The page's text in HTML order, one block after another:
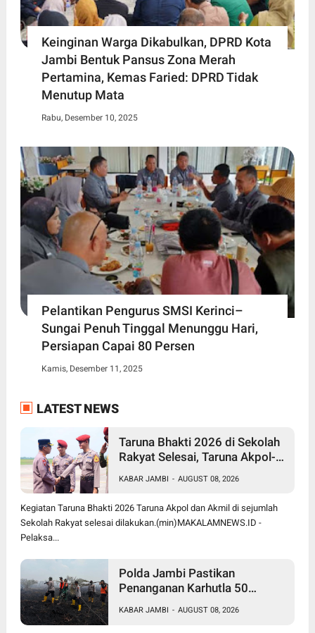
Keinginan Warga Dikabulkan, DPRD Kota
Jambi Bentuk Pansus Zona Merah
Pertamina, Kemas Faried: DPRD Tidak
Menutup Mata
Rabu, Desember 10, 2025
Pelantikan Pengurus SMSI Kerinci–
Sungai Penuh Tinggal Menunggu Hari,
Persiapan Capai 80 Persen
Kamis, Desember 11, 2025
LATEST NEWS
Taruna Bhakti 2026 di Sekolah
Rakyat Selesai, Taruna Akpol-
Menggunakan Hercules A-7305
KABAR JAMBI - AUGUST 08, 2026
Kegiatan Taruna Bhakti 2026 Taruna Akpol dan Akmil di sejumlah
Sekolah Rakyat selesai dilakukan.(min)MAKALAMNEWS.ID -
Pelaksa...
Polda Jambi Pastikan
Penanganan Karhutla 50
KABAR JAMBI - AUGUST 08, 2026